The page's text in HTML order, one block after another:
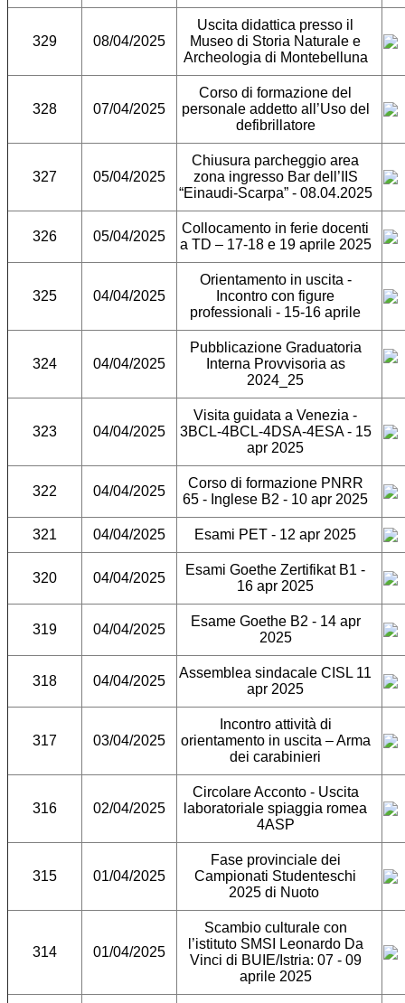
329 08/04/2025
Uscita didattica presso il
Museo di Storia Naturale e
Archeologia di Montebelluna
328 07/04/2025
Corso di formazione del
personale addetto all’Uso del
defibrillatore
327 05/04/2025
Chiusura parcheggio area
zona ingresso Bar dell’IIS
“Einaudi-Scarpa” - 08.04.2025
326 05/04/2025
Collocamento in ferie docenti
a TD – 17-18 e 19 aprile 2025
325 04/04/2025
Orientamento in uscita -
Incontro con figure
professionali - 15-16 aprile
324 04/04/2025
Pubblicazione Graduatoria
Interna Provvisoria as
2024_25
323 04/04/2025
Visita guidata a Venezia -
3BCL-4BCL-4DSA-4ESA - 15
apr 2025
322 04/04/2025
Corso di formazione PNRR
65 - Inglese B2 - 10 apr 2025
321 04/04/2025 Esami PET - 12 apr 2025
320 04/04/2025
Esami Goethe Zertifikat B1 -
16 apr 2025
319 04/04/2025
Esame Goethe B2 - 14 apr
2025
318 04/04/2025
Assemblea sindacale CISL 11
apr 2025
317 03/04/2025
Incontro attività di
orientamento in uscita – Arma
dei carabinieri
316 02/04/2025
Circolare Acconto - Uscita
laboratoriale spiaggia romea
4ASP
315 01/04/2025
Fase provinciale dei
Campionati Studenteschi
2025 di Nuoto
314 01/04/2025
Scambio culturale con
l’istituto SMSI Leonardo Da
Vinci di BUIE/Istria: 07 - 09
aprile 2025